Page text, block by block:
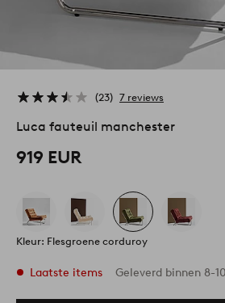
23 7 reviews
Luca fauteuil manchester
919 EUR
Kleur: Flesgroene corduroy
Laatste items Geleverd binnen 8-